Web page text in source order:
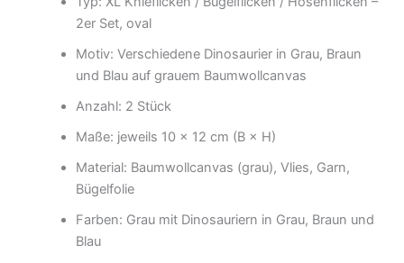
2er Set, oval
Motiv: Verschiedene Dinosaurier in Grau, Braun
und Blau auf grauem Baumwollcanvas
Anzahl: 2 Stück
Maße: jeweils 10 × 12 cm (B × H)
Material: Baumwollcanvas (grau), Vlies, Garn,
Bügelfolie
Farben: Grau mit Dinosauriern in Grau, Braun und
Blau